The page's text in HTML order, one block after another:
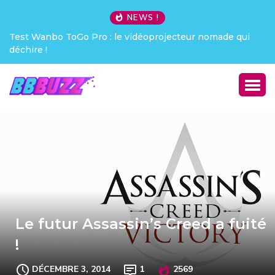
NEWS !
qui
Creative Pebble X : j’ai été choqué !
Le futur Assassin’s Creed a fuité
!
DÉCEMBRE 3, 2014 1 2569